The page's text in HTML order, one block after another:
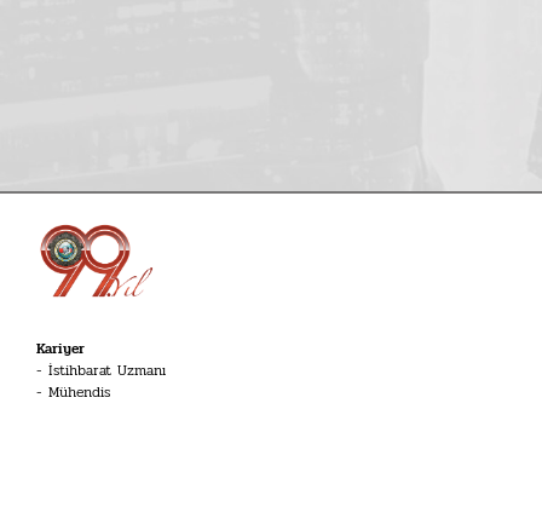
Kariyer
İstihbarat Uzmanı
Mühendis